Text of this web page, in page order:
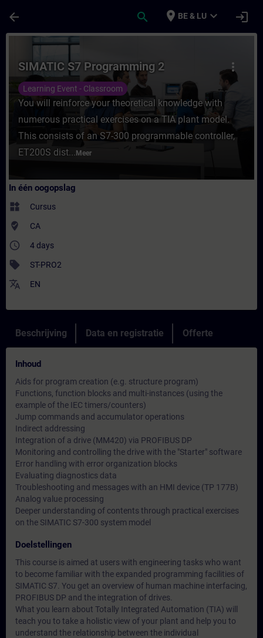
arrow_back search place BE & LU expand_more login
Cursus - SIMATIC S7 Programming 2 -
more_vert
SIMATIC S7 Programming 2
Learning Event - Classroom
You will reinforce your theoretical knowledge with
numerous practical exercises on a TIA plant model.
This consists of an S7-300 programmable controller,
ET200S dist... Meer
In één oogopslag
widgets Cursus
where_to_vote CA
access_time 4 days
sell ST-PRO2
translate EN
Beschrijving Data en registratie Offerte
Inhoud
Aids for program creation (e.g. structure program)
Functions, function blocks and multi-instances (using the
example of the IEC timers/counters)
Jump commands and accumulator operations
Indirect addressing
Integration of a drive (MM420) via PROFIBUS DP
Monitoring and controlling the drive with the "Starter" software
Error handling with error organization blocks
Evaluating diagnostics data
Troubleshooting and messages with an HMI device (TP 177B)
Analog value processing
Deeper understanding of contents through practical exercises
on the SIMATIC S7-300 system model
Doelstellingen
This course is aimed at users with engineering tasks who want
to become familiar with the expanded programming facilities of
SIMATIC S7. You get an overview of human machine interfacing,
PROFIBUS DP and the integration of drives.
What you learn about Totally Integrated Automation (TIA) will
teach you to take a holistic view of your plant and help you to
understand the relationship between the individual